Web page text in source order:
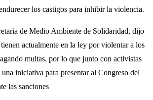
los castigos para inhibir la violencia.
de Medio Ambiente de Solidaridad, dijo
tienen actualmente en la ley por violentar a los
multas, por lo que junto con activistas
iniciativa para presentar al Congreso del
las sanciones